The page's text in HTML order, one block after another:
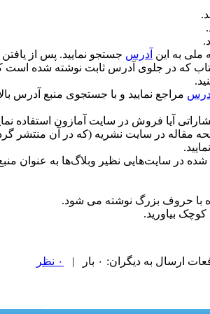
ملی به این آدرس جستجو نمایید. پس از
که در جلوی آدرس ثابت نوشته شده است
مراجع نمایید و با جستجوی منبع آدرس
آیا فروش در سایت آمازون استفاده
مقاله در سایت نشریه‌ (که در آن منتشر
در سایت‌هایی نظیر وبلاگ‌ها به عنوان
با حروف بزرگ نوشته می شود.
بیاورید.
ارسال به دیگران: ۰ بار | ۰ نظر